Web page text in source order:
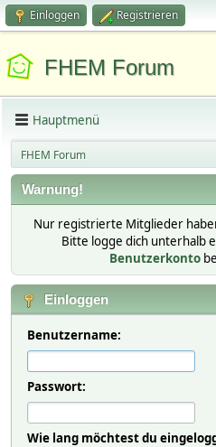
Einloggen Registrieren
FHEM Forum
Hauptmenü
FHEM Forum
Warnung!
Nur registrierte Mitglieder
Bitte logge dich unterhalb
Benutzerkonto
Einloggen
Benutzername:
Passwort:
Wie lang möchtest du